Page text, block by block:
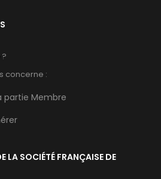
concerne :
partie Membre
LA SOCIÉTÉ FRANÇAISE DE